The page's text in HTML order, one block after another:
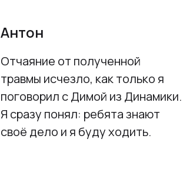
Антон
Отчаяние от полученной
травмы исчезло, как только я
поговорил с Димой из Динамики.
Я сразу понял: ребята знают
своё дело и я буду ходить.